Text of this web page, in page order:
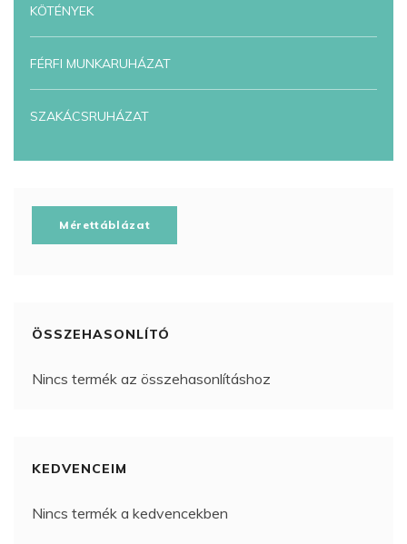
KÖTÉNYEK
FÉRFI MUNKARUHÁZAT
SZAKÁCSRUHÁZAT
Mérettáblázat
ÖSSZEHASONLÍTÓ
Nincs termék az összehasonlításhoz
KEDVENCEIM
Nincs termék a kedvencekben